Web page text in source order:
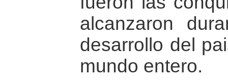
alcanzaron
desarrollo del
mundo entero.